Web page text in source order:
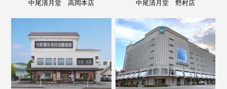
中尾清月堂 高岡本店 中尾清月堂 野村店